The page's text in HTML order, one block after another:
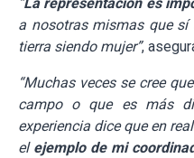
a nosotras mismas que sí
tierra siendo mujer”,
“Muchas veces se cree
campo o que es más
experiencia dice que en
el ejemplo de mi